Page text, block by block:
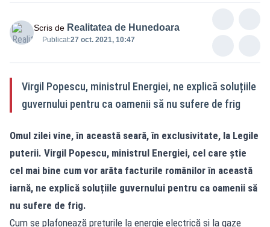
Scris de Realitatea de Hunedoara
Publicat:27 oct. 2021, 10:47
Virgil Popescu, ministrul Energiei, ne explică soluțiile
guvernului pentru ca oamenii să nu sufere de frig
Omul zilei vine, în această seară, în exclusivitate, la Legile
puterii. Virgil Popescu, ministrul Energiei, cel care știe
cel mai bine cum vor arăta facturile românilor în această
iarnă, ne explică soluțiile guvernului pentru ca oamenii să
nu sufere de frig.
Cum se plafonează prețurile la energie electrică și la gaze